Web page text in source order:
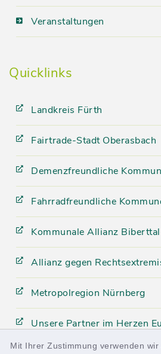
Mit Ihrer Zustimmung verwenden wir
Veranstaltungen
Quicklinks
Landkreis Fürth
Fairtrade-Stadt Oberasbach
Demenzfreundliche
Fahrradfreundliche
Kommunale Allianz
Allianz gegen
Metropolregion Nürnberg
Unsere Partner im Herzen